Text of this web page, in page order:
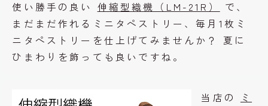
使い勝手の良い 伸縮型織機（LM-21R）
で、
まだまだ作れるミニタペストリー、毎月1枚ミ
ニタペストリーを仕上げてみませんか？ 夏に
ひまわりを飾っても良いですね。
当店の
ミ